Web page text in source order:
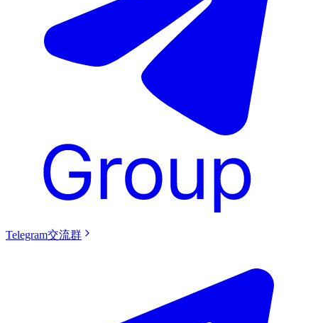
Telegram交流群